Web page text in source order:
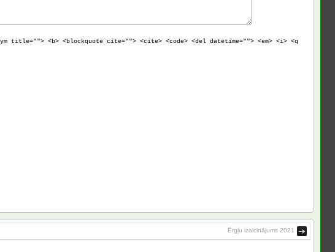
<b> <blockquote cite=""> <cite> <code> <del datetime=""> <em> <i> <q
Ērgļu izaicinājums 2021